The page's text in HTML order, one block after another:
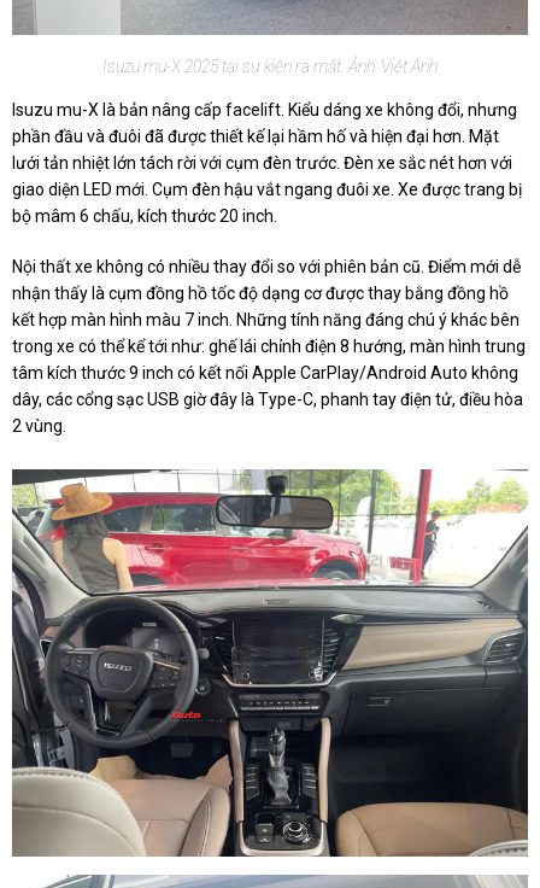
Isuzu mu-X 2025 tại sự kiện ra mắt. Ảnh: Việt Anh
Isuzu mu-X là bản nâng cấp facelift. Kiểu dáng xe không đổi, nhưng
phần đầu và đuôi đã được thiết kế lại hầm hố và hiện đại hơn. Mặt
lưới tản nhiệt lớn tách rời với cụm đèn trước. Đèn xe sắc nét hơn với
giao diện LED mới. Cụm đèn hậu vắt ngang đuôi xe. Xe được trang bị
bộ mâm 6 chấu, kích thước 20 inch.
Nội thất xe không có nhiều thay đổi so với phiên bản cũ. Điểm mới dễ
nhận thấy là cụm đồng hồ tốc độ dạng cơ được thay bằng đồng hồ
kết hợp màn hình màu 7 inch. Những tính năng đáng chú ý khác bên
trong xe có thể kể tới như: ghế lái chỉnh điện 8 hướng, màn hình trung
tâm kích thước 9 inch có kết nối Apple CarPlay/Android Auto không
dây, các cổng sạc USB giờ đây là Type-C, phanh tay điện tử, điều hòa
2 vùng.